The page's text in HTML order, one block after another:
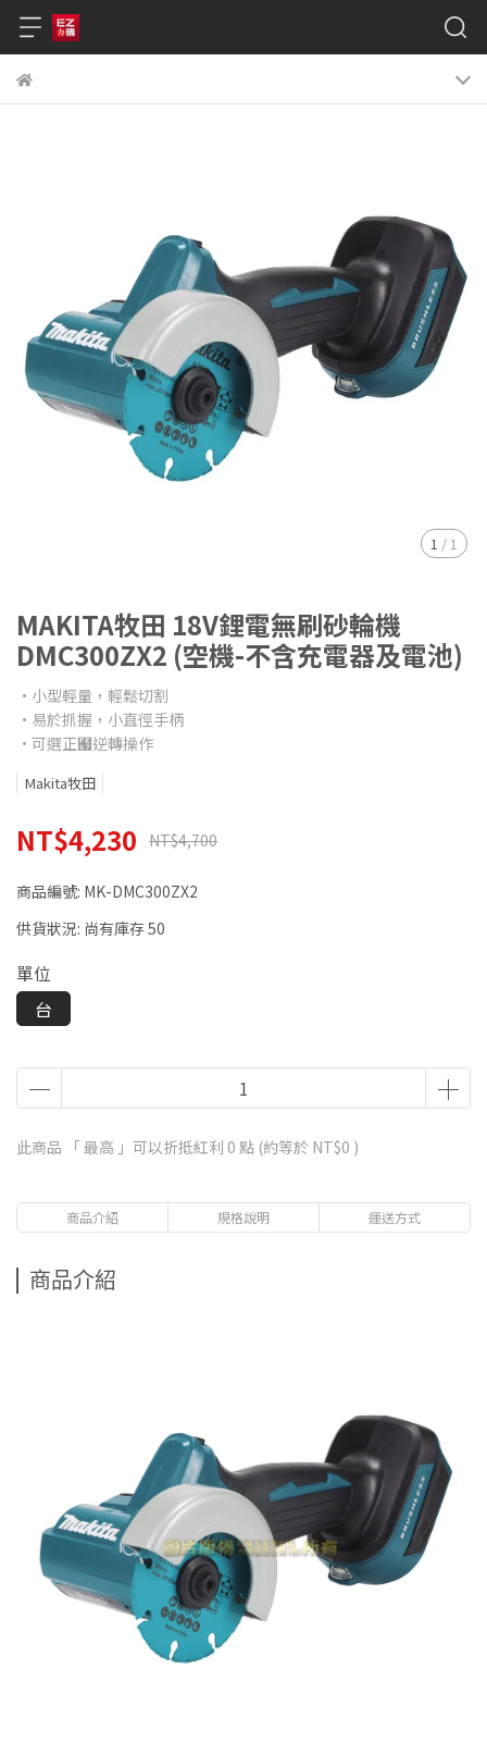
1 / 1
MAKITA牧田 18V鋰電無刷砂輪機
DMC300ZX2 (空機-不含充電器及電池)
•小型輕量，輕鬆切割
•易於抓握，小直徑手柄
•可選正﹧逆轉操作
Makita牧田
NT$4,230 NT$4,700
商品編號: MK-DMC300ZX2
供貨狀況: 尚有庫存 50
單位
台
此商品 「 最高 」可以折抵紅利 0 點 (約等於 NT$0 )
商品介紹 規格說明 運送方式
商品介紹